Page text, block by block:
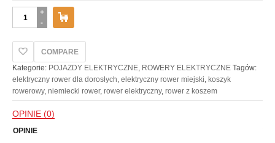
GERMAN
COMPARE
Kategorie: POJAZDY ELEKTRYCZNE, ROWERY ELEKTRYCZNE Tagów:
elektryczny rower dla dorosłych, elektryczny rower miejski, koszyk
rowerowy, niemiecki rower, rower elektryczny, rower z koszem
OPINIE (0)
OPINIE